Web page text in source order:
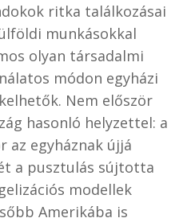
ritka találkozásai
munkásokkal
olyan társadalmi
módon egyházi
Nem először
hasonló helyzettel: a
az egyháznak újjá
a pusztulás sújtotta
modellek
Amerikába is